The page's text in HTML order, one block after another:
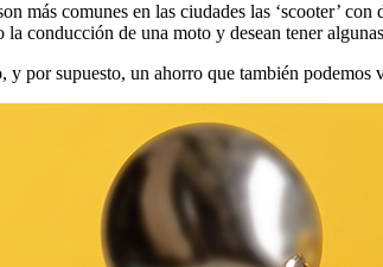
más comunes en las ciudades las ‘scooter’
conducción de una moto y desean tener
por supuesto, un ahorro que también podemos